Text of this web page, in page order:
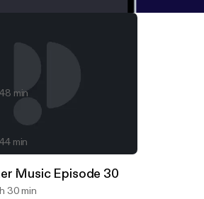
Music
Music Episode 32
48 min
Music Episode 31
44 min
Music Episode 30
30 min